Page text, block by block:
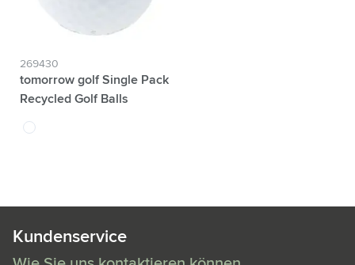
269430
tomorrow golf Single Pack
Recycled Golf Balls
blanc
Kundenservice